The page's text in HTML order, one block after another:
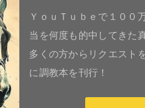
ＹｏｕＴｕｂｅで１００
当を何度も的中してきた
多くの方からリクエスト
に調教本を刊行！